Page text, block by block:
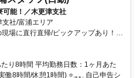
可能！／木更津支社
社/富浦エリア
場に直行直帰/ピックアップあり！移
り8時間 平均勤務日数：1ヶ月あた
8時間/休憩1時間) ⭐.｡｡. 自己申告シ